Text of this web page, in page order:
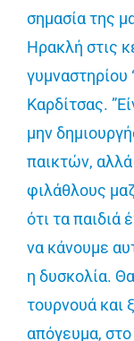
σημασία της
Ηρακλή στις
Καρδίτσας.
μην
παικτών, αλλά
φιλάθλους
ότι τα παιδιά
να κάνουμε
η δυσκολία.
τουρνουά και
απόγευμα, στο